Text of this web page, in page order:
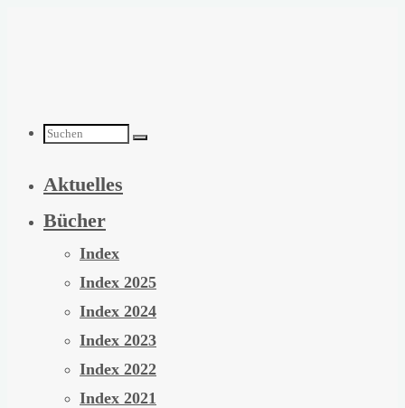
Suchen
nach:
Aktuelles
Bücher
Index
Index 2025
Index 2024
Index 2023
Index 2022
Index 2021